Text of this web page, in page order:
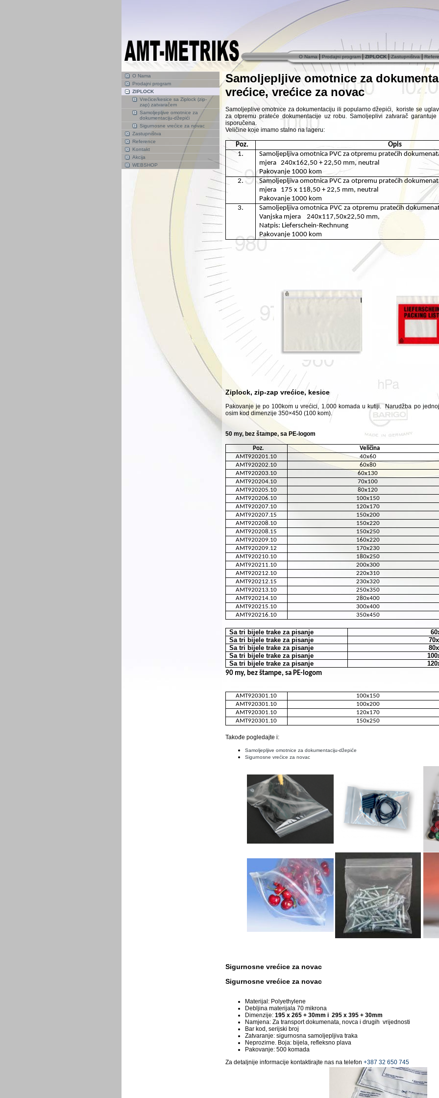
O Nama|Prodajni program|ZIPLOCK|Zastupništva|
O Nama
Prodajni program
ZIPLOCK
Vrećice/kesice sa Ziplock (zip-
zap) zatvaračem
Samoljepljive omotnice za
dokumentaciju-džepići
Sigurnosne vrećice za novac
Zastupništva
Reference
Kontakt
Akcija
WEBSHOP
Samoljepljive omotnice za
vrećice, vrećice za novac
Samoljeplive omotnice za dokumentaciju ili popularno džepići, koriste se
za otpremu prateće dokumentacije uz robu. Samoljeplivi zatvarač
isporučena.
Veličine koje imamo stalno na lageru:
Poz.
Opis
1.
Samoljepljiva omotnica PVC za otpremu pratećih
mjera
240x162,50 + 22,50 mm, neutral
Pakovanje 1000 kom
2.
Samoljepljiva omotnica PVC za otpremu pratećih
mjera
175 x 118,50 + 22,5 mm, neutral
Pakovanje 1000 kom
3.
Samoljepljiva omotnica PVC za otpremu pratećih
Vanjska mjera
240x117,50x22,50 mm,
Natpis: Lieferschein-Rechnung
Pakovanje 1000 kom
Ziplock, zip-zap vrećice, kesice
Pakovanje je po 100kom u vrećici, 1.000 komada u kutiji. Narudžba po
osim kod dimenzije 350×450 (100 kom).
50 my, bez štampe, sa PE-logom
Poz.
Veličina
AMT920201.10
40x60
AMT920202.10
60x80
AMT920203.10
60x130
AMT920204.10
70x100
AMT920205.10
80x120
AMT920206.10
100x150
AMT920207.10
120x170
AMT920207.15
150x200
AMT920208.10
150x220
AMT920208.15
150x250
AMT920209.10
160x220
AMT920209.12
170x230
AMT920210.10
180x250
AMT920211.10
200x300
AMT920212.10
220x310
AMT920212.15
230x320
AMT920213.10
250x350
AMT920214.10
280x400
AMT920215.10
300x400
AMT920216.10
350x450
Sa tri bijele trake za pisanje
Sa tri bijele trake za pisanje
Sa tri bijele trake za pisanje
Sa tri bijele trake za pisanje
Sa tri bijele trake za pisanje
90 my, bez štampe, sa PE-logom
AMT920301.10
100x150
AMT920301.10
100x200
AMT920301.10
120x170
AMT920301.10
150x250
Takođe pogledajte i:
Samoljepljive omotnice za dokumentaciju-džepiće
Sigurnosne vrećice za novac
Sigurnosne vrećice za novac
Sigurnosne vrećice za novac
Materijal: Polyethylene
Debljina materijala 70 mikrona
Dimenzije: 195 x 265 + 30mm i 295 x 395 + 30mm
Namjena: Za transport dokumenata, novca i drugih vrijednosti
Bar kod, serijski broj
Zatvaranje: sigurnosna samoljepljiva traka
Neprozirne. Boja: bijela, refleksno plava
Pakovanje: 500 komada
Za detaljnije informacije kontaktirajte nas na telefon +387 32 650 745